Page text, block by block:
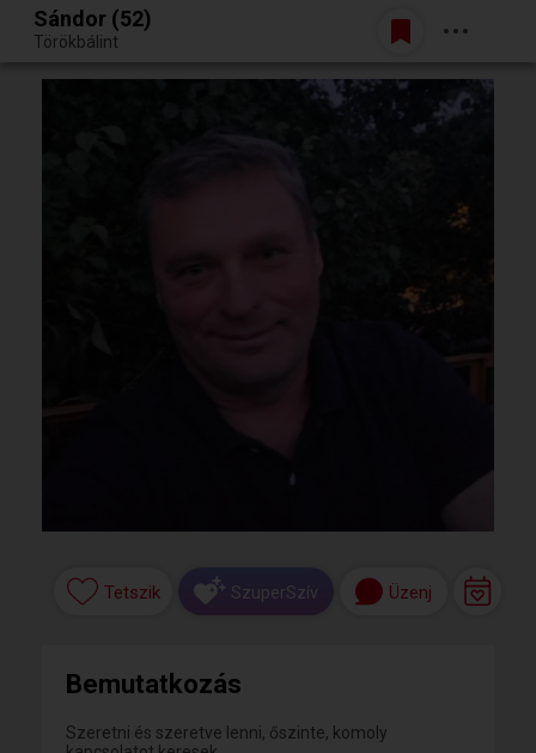
Egy jó randiból bármi lehet.
Belépés
Sándor (52)
Törökbálint
Tetszik SzuperSzív Üzenj
Bemutatkozás
Szeretni és szeretve lenni, őszinte, komoly